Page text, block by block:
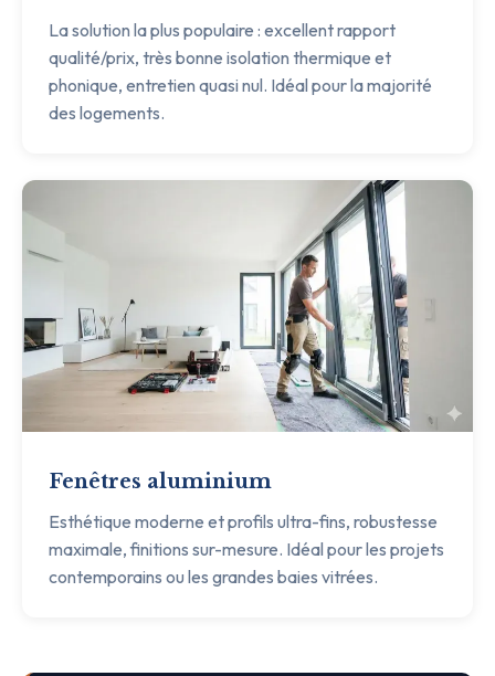
La solution la plus populaire : excellent rapport
qualité/prix, très bonne isolation thermique et
phonique, entretien quasi nul. Idéal pour la majorité
des logements.
Fenêtres aluminium
Esthétique moderne et profils ultra-fins, robustesse
maximale, finitions sur-mesure. Idéal pour les projets
contemporains ou les grandes baies vitrées.